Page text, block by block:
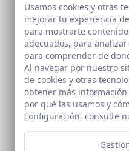
Ref: 9516_63
Usamos cookies y otras
mejorar tu experiencia
para mostrarte
adecuados, para
para comprender de
Al navegar por nuestro
de cookies y otras
obtener más información
por qué las usamos y
configuración, consulte